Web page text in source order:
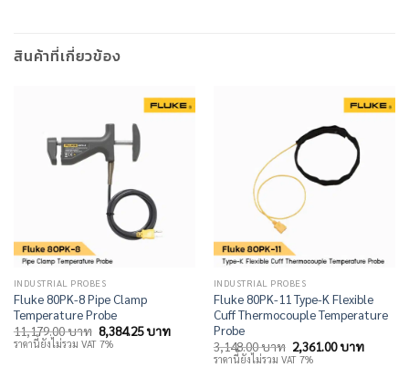
สินค้าที่เกี่ยวข้อง
INDUSTRIAL PROBES
Fluke 80PK-8 Pipe Clamp
Temperature Probe
11,179.00บาท Original
price
was:
8,384.25บาทCurrent
price
8,384.25 บาท.
ราคานี้ยังไม่รวม VAT 7%
INDUSTRIAL PROBES
Fluke 80PK-11 Type-K Flexible
Cuff Thermocouple Temperature
Probe
3,148.00บาท Original
price
was:
2,361.00บาทCurrent
price
ราคานี้ยังไม่รวม VAT 7%